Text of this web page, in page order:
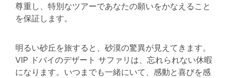
尊重し、特別なツアーであなたの願いをかなえること
を保証します。
明るい砂丘を旅すると、砂漠の驚異が見えてきます。
VIP ドバイのデザート サファリは、忘れられない休暇
になります。いつまでも一緒にいて、感動と喜びを感